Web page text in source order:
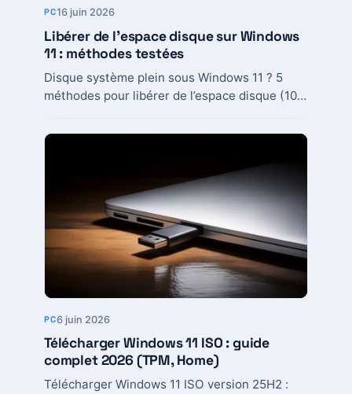
PC16 juin 2026
Libérer de l’espace disque sur Windows
11 : méthodes testées
Disque système plein sous Windows 11 ? 5
méthodes pour libérer de l’espace disque (10 à
PC6 juin 2026
Télécharger Windows 11 ISO : guide
complet 2026 (TPM, Home)
Télécharger Windows 11 ISO version 25H2 :